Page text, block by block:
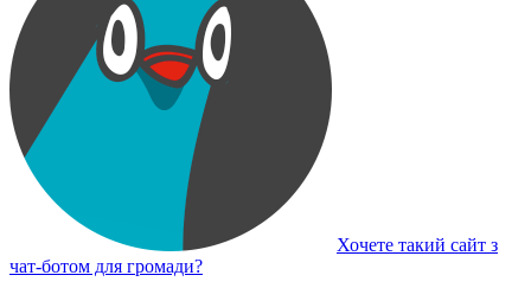
Хочете такий сайт з
чат-ботом для громади?